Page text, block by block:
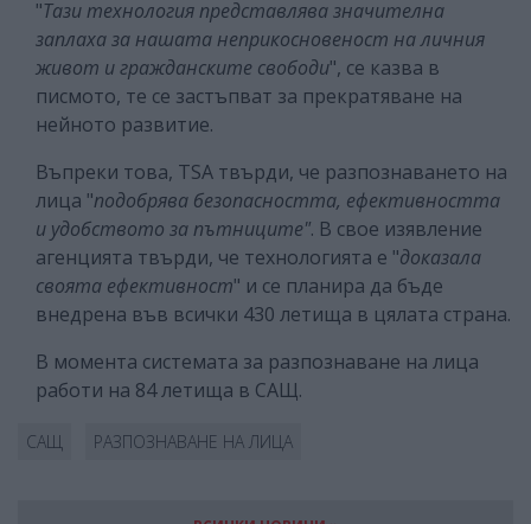
"Тази технология представлява значителна
заплаха за нашата неприкосновеност на личния
живот и гражданските свободи", се казва в
писмото, те се застъпват за прекратяване на
нейното развитие.
Въпреки това, TSA твърди, че разпознаването на
лица "подобрява безопасността, ефективността
и удобството за пътниците". В свое изявление
агенцията твърди, че технологията е "доказала
своята ефективност" и се планира да бъде
внедрена във всички 430 летища в цялата страна.
В момента системата за разпознаване на лица
работи на 84 летища в САЩ.
САЩ РАЗПОЗНАВАНЕ НА ЛИЦА